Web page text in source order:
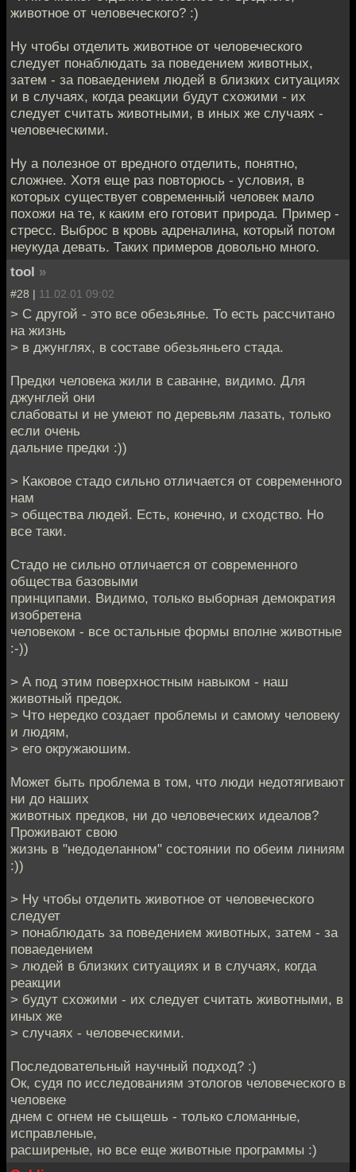
животное от человеческого? :)
Ну чтобы отделить животное от человеческого
следует понаблюдать за поведением животных,
затем - за поваедением людей в близких ситуациях
и в случаях, когда реакции будут схожими - их
следует считать животными, в иных же случаях -
человеческими.
Ну а полезное от вредного отделить, понятно,
сложнее. Хотя еще раз повторюсь - условия, в
которых существует современный человек мало
похожи на те, к каким его готовит природа. Пример -
стресс. Выброс в кровь адреналина, который потом
неукуда девать. Таких примеров довольно много.
tool »
#28 | 11.02.01 09:02
> С другой - это все обезьянье. То есть рассчитано
на жизнь
> в джунглях, в составе обезьяньего стада.
Предки человека жили в саванне, видимо. Для
джунглей они
слабоваты и не умеют по деревьям лазать, только
если очень
дальние предки :))
> Каковое стадо сильно отличается от современного
нам
> общества людей. Есть, конечно, и сходство. Но
все таки.
Стадо не сильно отличается от современного
общества базовыми
принципами. Видимо, только выборная демократия
изобретена
человеком - все остальные формы вполне животные
:-))
> А под этим поверхностным навыком - наш
животный предок.
> Что нередко создает проблемы и самому человеку
и людям,
> его окружаюшим.
Может быть проблема в том, что люди недотягивают
ни до наших
животных предков, ни до человеческих идеалов?
Проживают свою
жизнь в "недоделанном" состоянии по обеим линиям
:))
> Ну чтобы отделить животное от человеческого
следует
> понаблюдать за поведением животных, затем - за
поваедением
> людей в близких ситуациях и в случаях, когда
реакции
> будут схожими - их следует считать животными, в
иных же
> случаях - человеческими.
Последовательный научный подход? :)
Ок, судя по исследованиям этологов человеческого в
человеке
днем с огнем не сыщешь - только сломанные,
исправленые,
расширеные, но все еще животные программы :)